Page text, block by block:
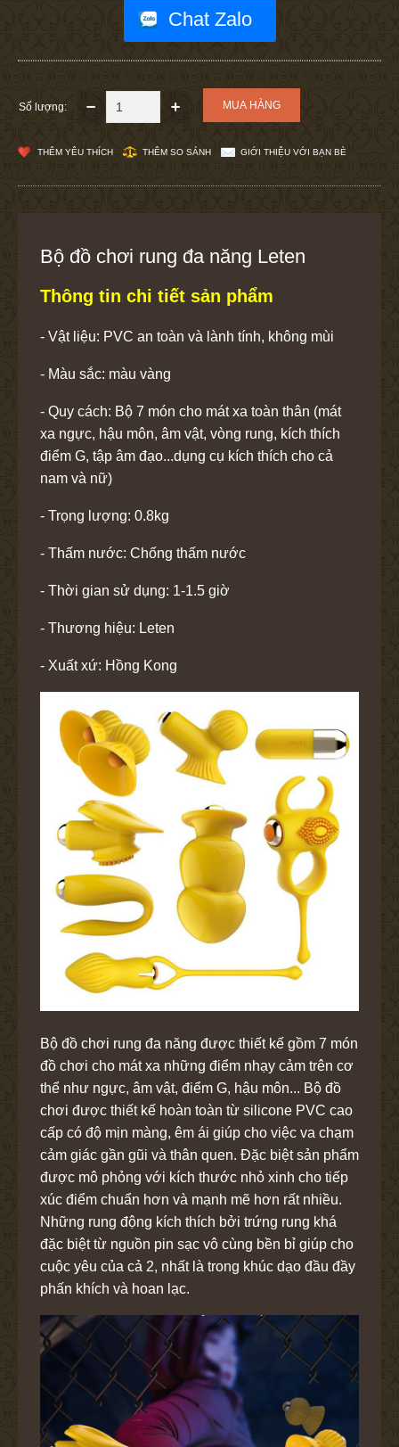
Chat Zalo
Số lượng:
THÊM YÊU THÍCH THÊM SO SÁNH GIỚI THIỆU VỚI BẠN BÈ
Bộ đồ chơi rung đa năng Leten
Thông tin chi tiết sản phẩm
- Vật liệu: PVC an toàn và lành tính, không mùi
- Màu sắc: màu vàng
- Quy cách: Bộ 7 món cho mát xa toàn thân (mát
xa ngực, hậu môn, âm vật, vòng rung, kích thích
điểm G, tập âm đạo...dụng cụ kích thích cho cả
nam và nữ)
- Trọng lượng: 0.8kg
- Thấm nước: Chống thấm nước
- Thời gian sử dụng: 1-1.5 giờ
- Thương hiệu: Leten
- Xuất xứ: Hồng Kong
Bộ đồ chơi rung đa năng được thiết kế gồm 7 món
đồ chơi cho mát xa những điểm nhạy cảm trên cơ
thể như ngực, âm vật, điểm G, hậu môn... Bộ đồ
chơi được thiết kế hoàn toàn từ silicone PVC cao
cấp có độ mịn màng, êm ái giúp cho việc va chạm
cảm giác gần gũi và thân quen. Đặc biệt sản phẩm
được mô phỏng với kích thước nhỏ xinh cho tiếp
xúc điểm chuẩn hơn và mạnh mẽ hơn rất nhiều.
Những rung động kích thích bởi trứng rung khá
đặc biệt từ nguồn pin sạc vô cùng bền bỉ giúp cho
cuộc yêu của cả 2, nhất là trong khúc dạo đầu đầy
phấn khích và hoan lạc.